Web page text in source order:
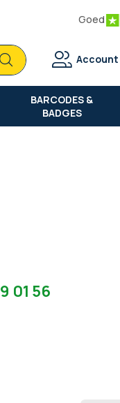
Goed
Zoek
Zoek
Account
BARCODES &
BADGES
01 56